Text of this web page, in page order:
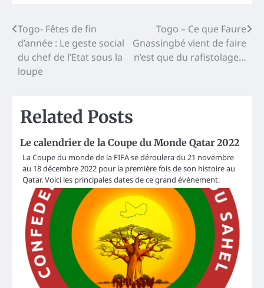
Post
navigation
Togo- Fêtes de fin
d’année : Le geste social
du chef de l’Etat sous la
loupe
Togo – Ce que Faure
Gnassingbé vient de faire
n’est que du rafistolage…
Related Posts
Le calendrier de la Coupe du Monde Qatar 2022
La Coupe du monde de la FIFA se déroulera du 21 novembre
au 18 décembre 2022 pour la première fois de son histoire au
Qatar. Voici les principales dates de ce grand événement.